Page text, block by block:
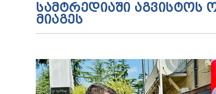
ᲡᲐᲛᲢᲠᲔᲓᲘᲐᲨᲘ ᲐᲒᲕᲘᲡᲢᲝᲡ
ᲛᲘᲐᲒᲔᲡ